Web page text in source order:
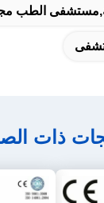
الطب
ذات